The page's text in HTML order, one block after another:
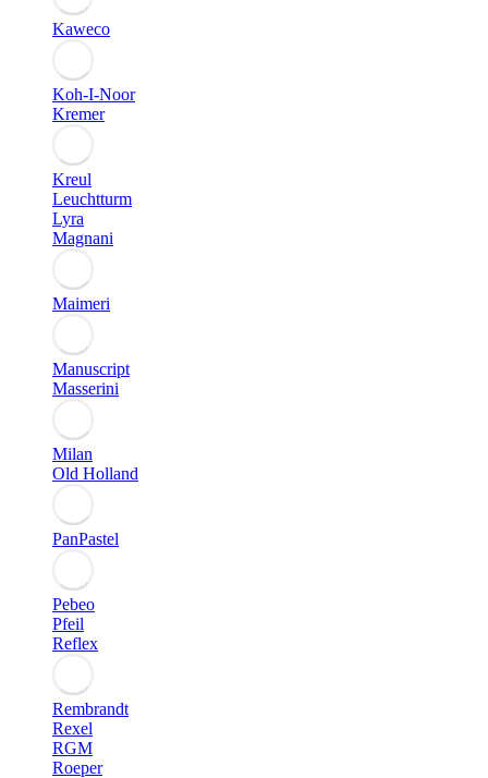
Kaweco
Koh-I-Noor
Kremer
Kreul
Leuchtturm
Lyra
Magnani
Maimeri
Manuscript
Masserini
Milan
Old Holland
PanPastel
Pebeo
Pfeil
Reflex
Rembrandt
Rexel
RGM
Roeper